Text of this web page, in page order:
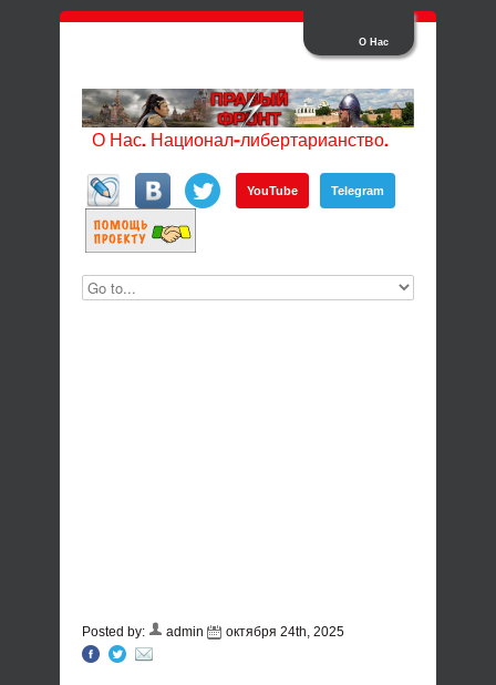
О Нас
О Нас. Национал-либертарианство.
YouTube Telegram
Posted by: admin октября 24th, 2025